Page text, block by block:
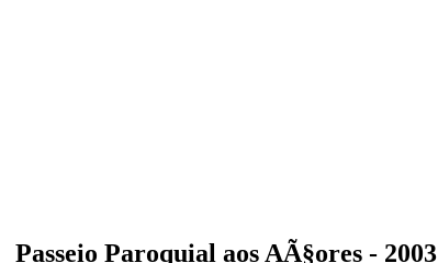
Passeio Paroquial aos AÃ§ores - 2003